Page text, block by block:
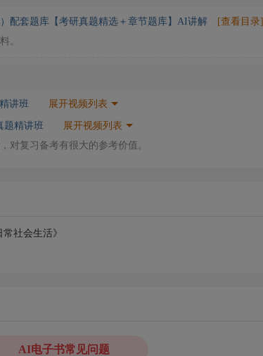
配套题库【考研真题精选＋章节题库】AI讲解
[查看目录]
。
讲班 展开视频列表
题精讲班
展开视频列表
对复习备考有很大的参考价值。
社会生活》
AI电子书常见问题